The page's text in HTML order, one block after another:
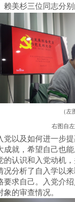
赖美杉三位同志分
（左
右图自
党以及如何进一步
成就，希望自己也
的认识和入党动机
况分析了自入学以来
要求自己。入党介
的审查情况。